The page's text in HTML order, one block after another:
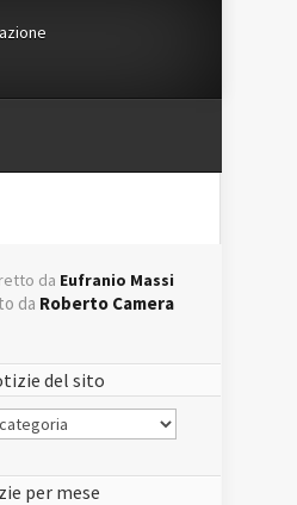
da Eufranio Massi
da Roberto Camera
del sito
per mese